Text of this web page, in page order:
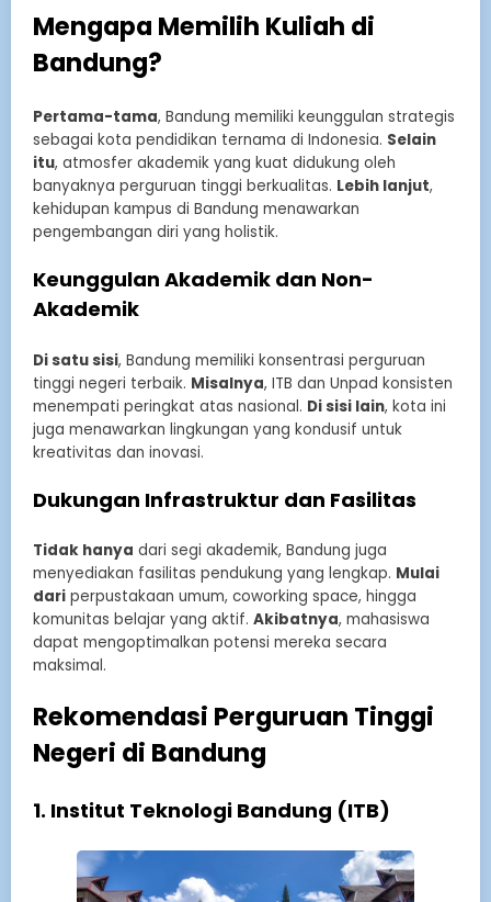
Mengapa Memilih Kuliah di
Bandung?
Pertama-tama, Bandung memiliki keunggulan strategis
sebagai kota pendidikan ternama di Indonesia. Selain
itu, atmosfer akademik yang kuat didukung oleh
banyaknya perguruan tinggi berkualitas. Lebih lanjut,
kehidupan kampus di Bandung menawarkan
pengembangan diri yang holistik.
Keunggulan Akademik dan Non-
Akademik
Di satu sisi, Bandung memiliki konsentrasi perguruan
tinggi negeri terbaik. Misalnya, ITB dan Unpad konsisten
menempati peringkat atas nasional. Di sisi lain, kota ini
juga menawarkan lingkungan yang kondusif untuk
kreativitas dan inovasi.
Dukungan Infrastruktur dan Fasilitas
Tidak hanya dari segi akademik, Bandung juga
menyediakan fasilitas pendukung yang lengkap. Mulai
dari perpustakaan umum, coworking space, hingga
komunitas belajar yang aktif. Akibatnya, mahasiswa
dapat mengoptimalkan potensi mereka secara
maksimal.
Rekomendasi Perguruan Tinggi
Negeri di Bandung
1. Institut Teknologi Bandung (ITB)